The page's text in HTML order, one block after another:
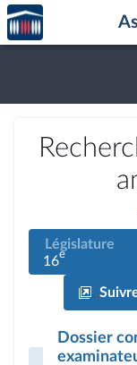
Aller au contenu
Aller en bas de la
Accèder
à la
page
Législature
16e
Dossier